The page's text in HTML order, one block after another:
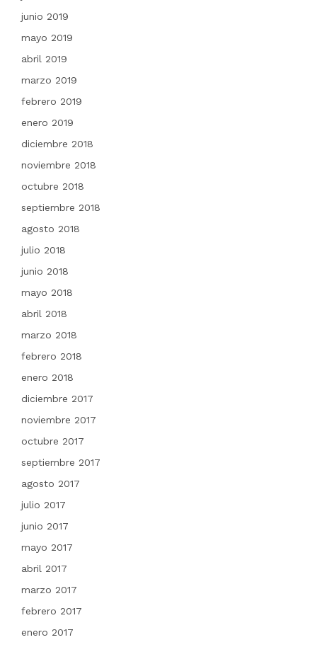
junio 2019
mayo 2019
abril 2019
marzo 2019
febrero 2019
enero 2019
diciembre 2018
noviembre 2018
octubre 2018
septiembre 2018
agosto 2018
julio 2018
junio 2018
mayo 2018
abril 2018
marzo 2018
febrero 2018
enero 2018
diciembre 2017
noviembre 2017
octubre 2017
septiembre 2017
agosto 2017
julio 2017
junio 2017
mayo 2017
abril 2017
marzo 2017
febrero 2017
enero 2017